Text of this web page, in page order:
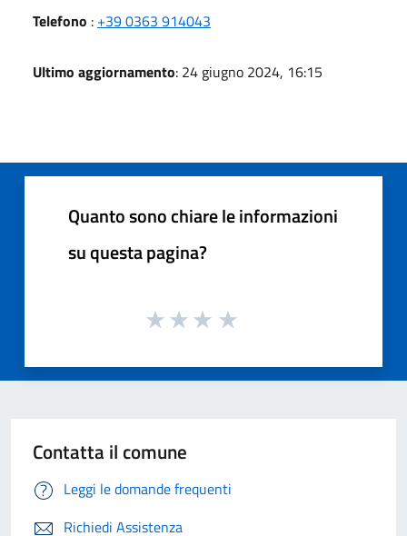
Telefono : +39 0363 914043
Ultimo aggiornamento: 24 giugno 2024, 16:15
Quanto sono chiare le informazioni
su questa pagina?
Contatta il comune
Leggi le domande frequenti
Richiedi Assistenza